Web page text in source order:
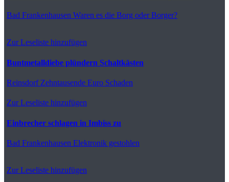
Bad Frankenhausen Waren es die Borg oder Borger?
Zur Leseliste hinzufügen
Buntmetalldiebe plündern Schaltkästen
ReinsdorfZehntausende Euro Schaden
Zur Leseliste hinzufügen
Einbrecher schlagen in Imbiss zu
Bad Frankenhausen Elektronik gestohlen
Zur Leseliste hinzufügen